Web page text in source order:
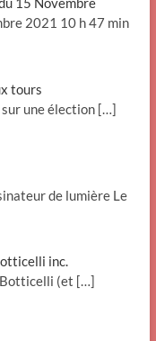
2021 10 h 47 min
tours
une élection […]
de lumière Le
inc.
(et […]